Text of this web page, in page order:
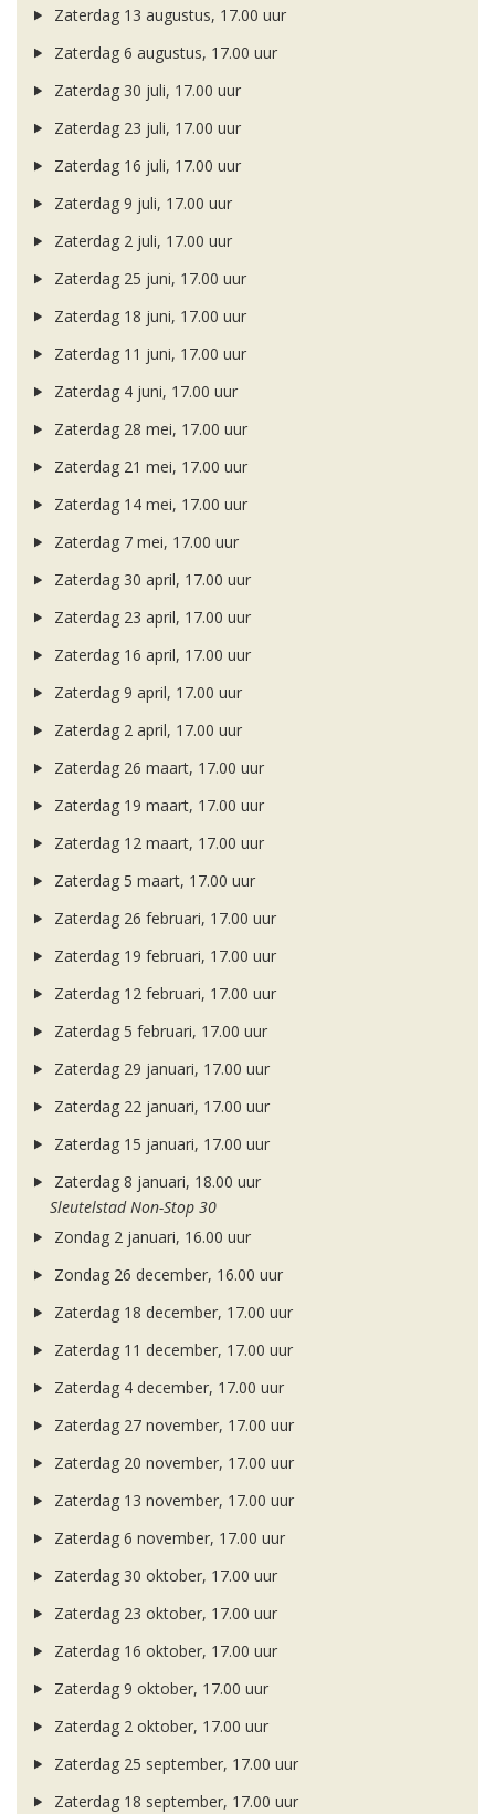
Zaterdag 13 augustus, 17.00 uur
Zaterdag 6 augustus, 17.00 uur
Zaterdag 30 juli, 17.00 uur
Zaterdag 23 juli, 17.00 uur
Zaterdag 16 juli, 17.00 uur
Zaterdag 9 juli, 17.00 uur
Zaterdag 2 juli, 17.00 uur
Zaterdag 25 juni, 17.00 uur
Zaterdag 18 juni, 17.00 uur
Zaterdag 11 juni, 17.00 uur
Zaterdag 4 juni, 17.00 uur
Zaterdag 28 mei, 17.00 uur
Zaterdag 21 mei, 17.00 uur
Zaterdag 14 mei, 17.00 uur
Zaterdag 7 mei, 17.00 uur
Zaterdag 30 april, 17.00 uur
Zaterdag 23 april, 17.00 uur
Zaterdag 16 april, 17.00 uur
Zaterdag 9 april, 17.00 uur
Zaterdag 2 april, 17.00 uur
Zaterdag 26 maart, 17.00 uur
Zaterdag 19 maart, 17.00 uur
Zaterdag 12 maart, 17.00 uur
Zaterdag 5 maart, 17.00 uur
Zaterdag 26 februari, 17.00 uur
Zaterdag 19 februari, 17.00 uur
Zaterdag 12 februari, 17.00 uur
Zaterdag 5 februari, 17.00 uur
Zaterdag 29 januari, 17.00 uur
Zaterdag 22 januari, 17.00 uur
Zaterdag 15 januari, 17.00 uur
Zaterdag 8 januari, 18.00 uur
Sleutelstad Non-Stop 30
Zondag 2 januari, 16.00 uur
Zondag 26 december, 16.00 uur
Zaterdag 18 december, 17.00 uur
Zaterdag 11 december, 17.00 uur
Zaterdag 4 december, 17.00 uur
Zaterdag 27 november, 17.00 uur
Zaterdag 20 november, 17.00 uur
Zaterdag 13 november, 17.00 uur
Zaterdag 6 november, 17.00 uur
Zaterdag 30 oktober, 17.00 uur
Zaterdag 23 oktober, 17.00 uur
Zaterdag 16 oktober, 17.00 uur
Zaterdag 9 oktober, 17.00 uur
Zaterdag 2 oktober, 17.00 uur
Zaterdag 25 september, 17.00 uur
Zaterdag 18 september, 17.00 uur